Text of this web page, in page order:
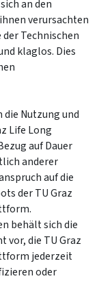
an den
verursachten
Technischen
klaglos. Dies
die Nutzung und
Life Long
auf Dauer
anderer
auf die
der TU Graz
behält sich die
vor, die TU Graz
jederzeit
oder